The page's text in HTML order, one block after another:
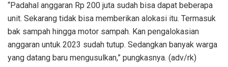
“Padahal anggaran Rp 200 juta sudah bisa dapat beberapa
unit. Sekarang tidak bisa memberikan alokasi itu. Termasuk
bak sampah hingga motor sampah. Kan pengalokasian
anggaran untuk 2023 sudah tutup. Sedangkan banyak warga
yang datang baru mengusulkan,” pungkasnya. (adv/rk)